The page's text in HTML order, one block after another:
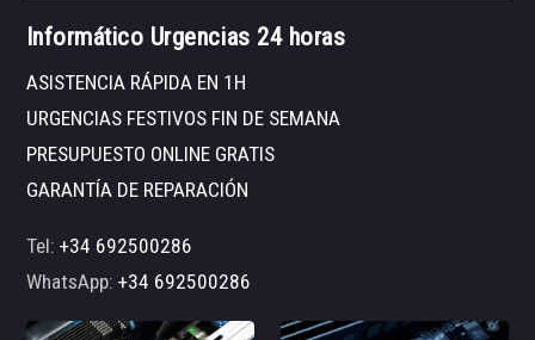
Informático Urgencias 24 horas
ASISTENCIA RÁPIDA EN 1H
URGENCIAS FESTIVOS FIN DE SEMANA
PRESUPUESTO ONLINE GRATIS
GARANTÍA DE REPARACIÓN
Tel:+34 692500286
WhatsApp:+34 692500286